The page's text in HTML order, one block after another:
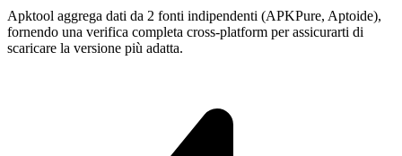
Apktool aggrega dati da 2 fonti indipendenti (APKPure, Aptoide),
fornendo una verifica completa cross-platform per assicurarti di
scaricare la versione più adatta.